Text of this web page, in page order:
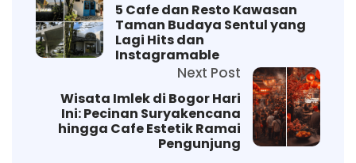
5 Cafe dan Resto Kawasan
Taman Budaya Sentul yang
Lagi Hits dan
Instagramable
Next Post
Wisata Imlek di Bogor Hari
Ini: Pecinan Suryakencana
hingga Cafe Estetik Ramai
Pengunjung